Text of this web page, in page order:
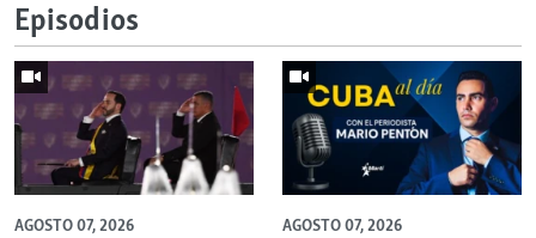
Episodios
AGOSTO 07, 2026
AGOSTO 07, 2026